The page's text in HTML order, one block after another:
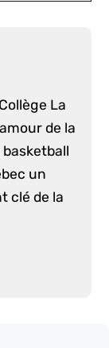
La
de la
un
clé de la